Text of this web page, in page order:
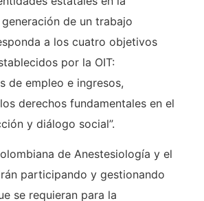
de un trabajo
a los cuatro objetivos
por la OIT:
de empleo e ingresos,
derechos fundamentales en el
y diálogo social”.
de Anestesiología y el
participando y gestionando
se requieran para la